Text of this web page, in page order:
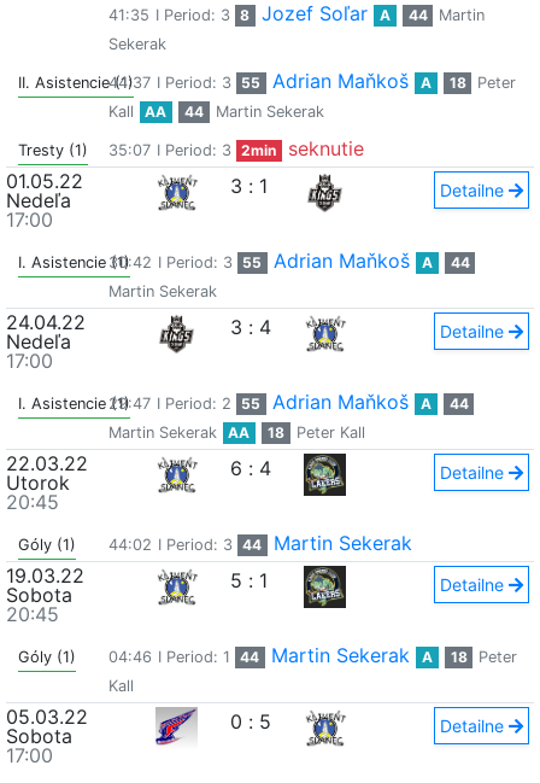
41:35 I Period: 3 8 Jozef Soľar A 44
Martin
Sekerak
II. Asistencie (1)
44:37 I Period: 3 55 Adrian Maňkoš A 18
Peter
Kall
AA 44 Martin Sekerak
Tresty (1) 35:07 I Period: 3 2min
seknutie
01.05.22
Nedeľa
17:00
3 : 1 Detailne
I. Asistencie (1)30:42 I Period: 3 55 Adrian Maňkoš A
44
Martin Sekerak
24.04.22
Nedeľa
17:00
3 : 4 Detailne
I. Asistencie (1)29:47 I Period: 2 55 Adrian Maňkoš A
44
Martin Sekerak
AA 18 Peter Kall
22.03.22
Utorok
20:45
6 : 4 Detailne
Góly (1) 44:02 I Period: 3 44
Martin Sekerak
19.03.22
Sobota
20:45
5 : 1 Detailne
Góly (1) 04:46 I Period: 1 44 Martin Sekerak A 18
Peter
Kall
05.03.22
Sobota
17:00
0 : 5 Detailne